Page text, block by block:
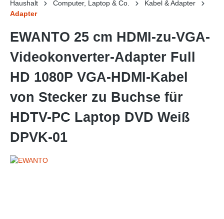
Haushalt Computer, Laptop & Co.
Kabel & Adapter
Adapter
EWANTO 25 cm HDMI-zu-VGA-
Videokonverter-Adapter Full
HD 1080P VGA-HDMI-Kabel
von Stecker zu Buchse für
HDTV-PC Laptop DVD Weiß
DPVK-01